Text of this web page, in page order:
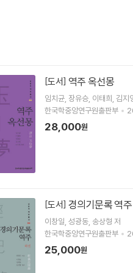
[도서] 역주 옥선몽
임치균 장유승 이태희 김지
한국학중앙연구원출판부
28,000원
[도서] 경의기문록 역
이창일 성광동 송상형 저
한국학중앙연구원출판부
25,000원